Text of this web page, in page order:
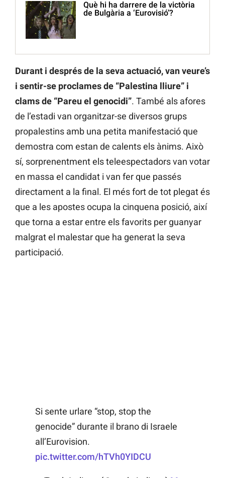
Què hi ha darrere de la victòria
de Bulgària a ‘Eurovisió’?
Durant i després de la seva actuació, van veure’s
i sentir-se proclames de “Palestina lliure” i
clams de “Pareu el genocidi”. També als afores
de l’estadi van organitzar-se diversos grups
propalestins amb una petita manifestació que
demostra com estan de calents els ànims. Això
sí, sorprenentment els teleespectadors van votar
en massa el candidat i van fer que passés
directament a la final. El més fort de tot plegat és
que a les apostes ocupa la cinquena posició, així
que torna a estar entre els favorits per guanyar
malgrat el malestar que ha generat la seva
participació.
Si sente urlare “stop, stop the
genocide” durante il brano di Israele
all’Eurovision.
pic.twitter.com/hTVh0YIDCU